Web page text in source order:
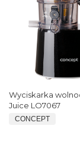
Wyciskarka
Juice LO7067
CONCEPT